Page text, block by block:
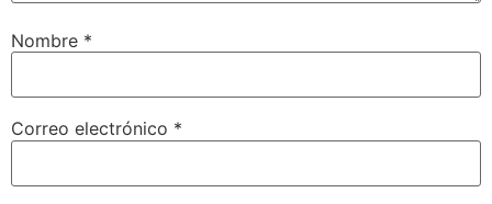
Nombre *
Correo electrónico *